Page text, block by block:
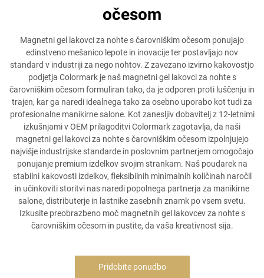
očesom
Magnetni gel lakovci za nohte s čarovniškim očesom ponujajo
edinstveno mešanico lepote in inovacije ter postavljajo nov
standard v industriji za nego nohtov. Z zavezano izvirno kakovostjo
podjetja Colormark je naš magnetni gel lakovci za nohte s
čarovniškim očesom formuliran tako, da je odporen proti luščenju in
trajen, kar ga naredi idealnega tako za osebno uporabo kot tudi za
profesionalne manikirne salone. Kot zanesljiv dobavitelj z 12-letnimi
izkušnjami v OEM prilagoditvi Colormark zagotavlja, da naši
magnetni gel lakovci za nohte s čarovniškim očesom izpolnjujejo
najvišje industrijske standarde in poslovnim partnerjem omogočajo
ponujanje premium izdelkov svojim strankam. Naš poudarek na
stabilni kakovosti izdelkov, fleksibilnih minimalnih količinah naročil
in učinkoviti storitvi nas naredi popolnega partnerja za manikirne
salone, distributerje in lastnike zasebnih znamk po vsem svetu.
Izkusite preobrazbeno moč magnetnih gel lakovcev za nohte s
čarovniškim očesom in pustite, da vaša kreativnost sija.
Pridobite ponudbo